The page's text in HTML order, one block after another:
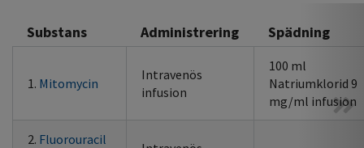
Substans Administrering Spädning
1. Mitomycin
Intravenös
infusion
100 ml
Natriumklorid 9
mg/ml infusion
2. Fluorouracil